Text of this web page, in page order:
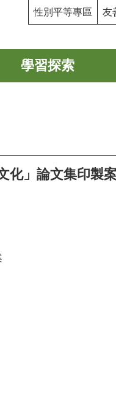
性別平等專區 友
學習探索
化」論文集印製